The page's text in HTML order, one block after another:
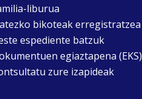
liburua
bikoteak erregistratzea
espediente batzuk
egiaztapena (EKS)
zure izapideak